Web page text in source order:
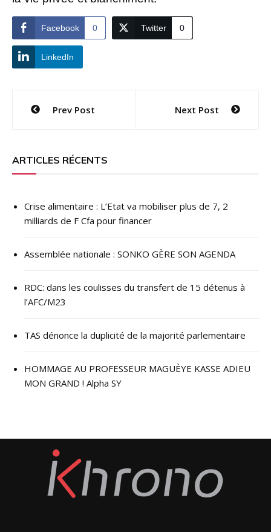
Facebook 0 Twitter 0
LinkedIn
Navigation
l’article
Prev Post Next Post
ARTICLES RÉCENTS
Crise alimentaire : L’Etat va mobiliser plus de 7, 2
milliards de F Cfa pour financer
Assemblée nationale : SONKO GÈRE SON AGENDA
RDC: dans les coulisses du transfert de 15 détenus à
l’AFC/M23
TAS dénonce la duplicité de la majorité parlementaire
HOMMAGE AU PROFESSEUR MAGUÈYE KASSE ADIEU
MON GRAND ! Alpha SY